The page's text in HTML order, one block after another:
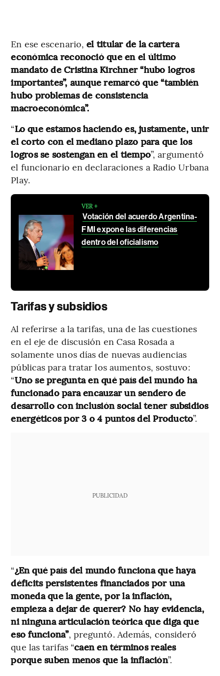
En ese escenario,el titular de la cartera
económica reconoció que en el último
mandato de Cristina Kirchner “hubo logros
importantes”, aunque remarcó que “también
hubo problemas de consistencia
macroeconómica”.
“Lo que estamos haciendo es, justamente, unir
el corto con el mediano plazo para que los
logros se sostengan en el tiempo”, argumentó
el funcionario en declaraciones a Radio Urbana
Play.
VER +
Votación del acuerdo Argentina-
FMI expone las diferencias
dentro del oficialismo
Tarifas y subsidios
Al referirse a la tarifas, una de las cuestiones
en el eje de discusión en Casa Rosada a
solamente unos días de nuevas audiencias
públicas para tratar los aumentos, sostuvo:
“Uno se pregunta en qué país del mundo ha
funcionado para encauzar un sendero de
desarrollo con inclusión social tener subsidios
energéticos por 3 o 4 puntos del Producto”.
PUBLICIDAD
“¿En qué país del mundo funciona que haya
déficits persistentes financiados por una
moneda que la gente, por la inflación,
empieza a dejar de querer? No hay evidencia,
ni ninguna articulación teórica que diga que
eso funciona”, preguntó. Además, consideró
que las tarifas “caen en términos reales
porque suben menos que la inflación”.